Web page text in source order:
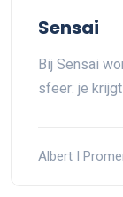
Sensai
Bij Sensai
sfeer: je krijgt
Albert I